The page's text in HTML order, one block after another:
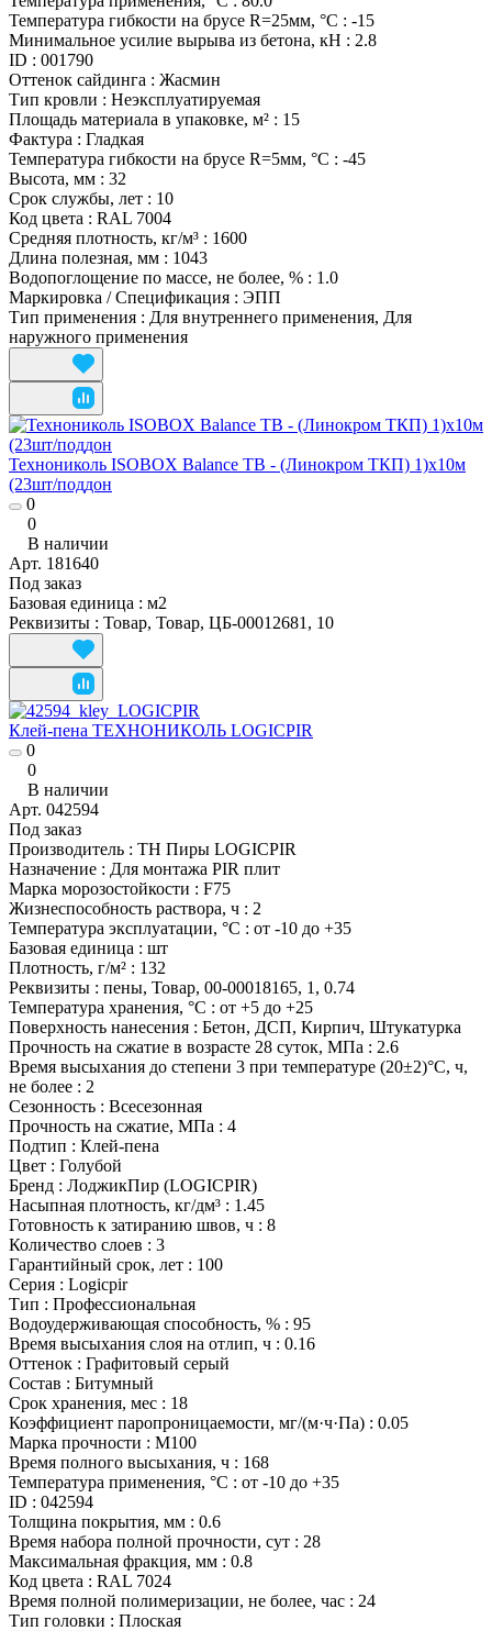
Температура гибкости на брусе R=25мм, °С : -15
Минимальное усилие вырыва из бетона, кН : 2.8
ID : 001790
Оттенок сайдинга : Жасмин
Тип кровли : Неэксплуатируемая
Площадь материала в упаковке, м² : 15
Фактура : Гладкая
Температура гибкости на брусе R=5мм, °С : -45
Высота, мм : 32
Срок службы, лет : 10
Код цвета : RAL 7004
Средняя плотность, кг/м³ : 1600
Длина полезная, мм : 1043
Водопоглощение по массе, не более, % : 1.0
Маркировка / Спецификация : ЭПП
Тип применения : Для внутреннего применения, Для
наружного применения
Технониколь ISOBOX Balance ТВ - (Линокром ТКП) 1)х10м
(23шт/поддон
0
0
В наличии
Арт. 181640
Под заказ
Базовая единица : м2
Реквизиты : Товар, Товар, ЦБ-00012681, 10
Клей-пена ТЕХНОНИКОЛЬ LOGICPIR
0
0
В наличии
Арт. 042594
Под заказ
Производитель : ТН Пиры LOGICPIR
Назначение : Для монтажа PIR плит
Марка морозостойкости : F75
Жизнеспособность раствора, ч : 2
Температура эксплуатации, °С : от -10 до +35
Базовая единица : шт
Плотность, г/м² : 132
Реквизиты : пены, Товар, 00-00018165, 1, 0.74
Температура хранения, °С : от +5 до +25
Поверхность нанесения : Бетон, ДСП, Кирпич, Штукатурка
Прочность на сжатие в возрасте 28 суток, МПа : 2.6
Время высыхания до степени 3 при температуре (20±2)°С, ч,
не более : 2
Сезонность : Всесезонная
Прочность на сжатие, МПа : 4
Подтип : Клей-пена
Цвет : Голубой
Бренд : ЛоджикПир (LOGICPIR)
Насыпная плотность, кг/дм³ : 1.45
Готовность к затиранию швов, ч : 8
Количество слоев : 3
Гарантийный срок, лет : 100
Серия : Logicpir
Тип : Профессиональная
Водоудерживающая способность, % : 95
Время высыхания слоя на отлип, ч : 0.16
Оттенок : Графитовый серый
Состав : Битумный
Срок хранения, мес : 18
Коэффициент паропроницаемости, мг/(м·ч·Па) : 0.05
Марка прочности : М100
Время полного высыхания, ч : 168
Температура применения, °С : от -10 до +35
ID : 042594
Толщина покрытия, мм : 0.6
Время набора полной прочности, сут : 28
Максимальная фракция, мм : 0.8
Код цвета : RAL 7024
Время полной полимеризации, не более, час : 24
Тип головки : Плоская